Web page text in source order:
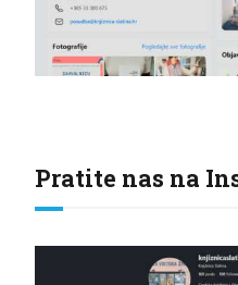
Pratite nas na